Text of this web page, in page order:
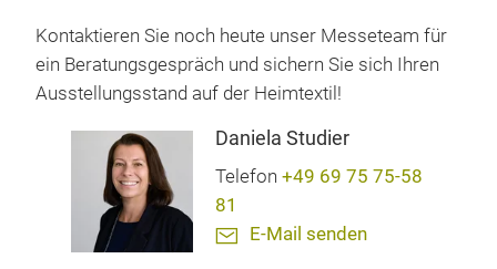
Kontaktieren Sie noch heute unser Messeteam für
ein Beratungsgespräch und sichern Sie sich Ihren
Ausstellungsstand auf der Heimtextil!
Daniela Studier
Telefon +49 69 75 75-58
81
E-Mail senden